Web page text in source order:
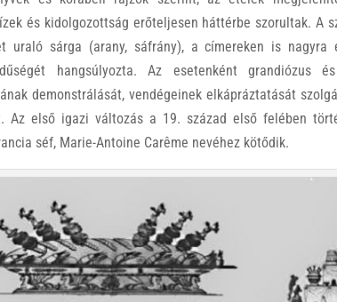
és kidolgozottság erőteljesen háttérbe szorultak. A
uraló sárga (arany, sáfrány), a címereken is
hangsúlyozta. Az esetenként grandiózus
demonstrálását, vendégeinek elkápráztatását
Az első igazi változás a 19. század első felében
séf, Marie-Antoine Carême nevéhez kötődik.